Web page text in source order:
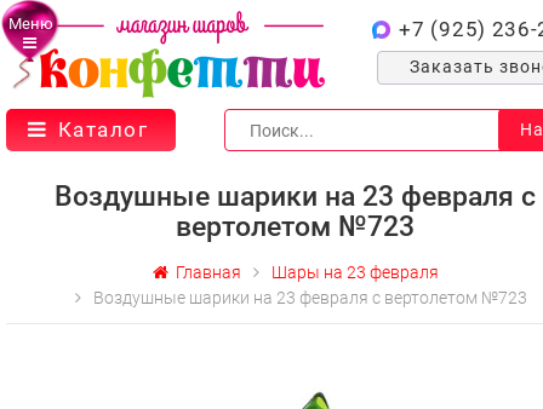
Меню +7 (925) 236-
Заказать
Каталог
Воздушные шарики на 23 февраля с
вертолетом №723
Главная
Шары на 23 февраля
Воздушные шарики на 23 февраля с вертолетом №723